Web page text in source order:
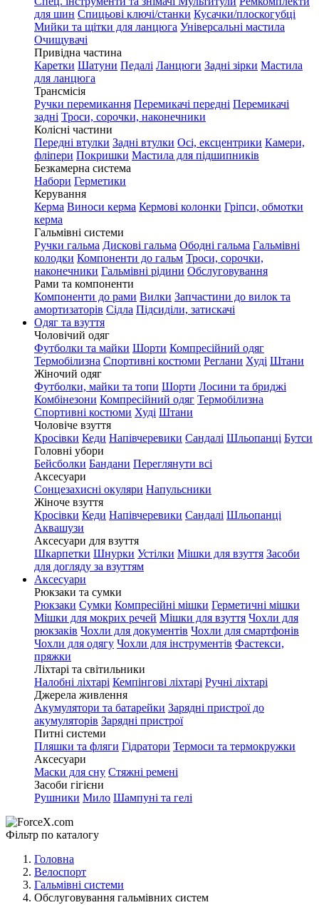
для шин Спицьові ключі/станки Кусачки/плоскогубці
Мийки та щітки для ланцюга Універсальні мастила
Очищувачі
Привідна частина
Каретки Шатуни Педалі Ланцюги Задні зірки Мастила
для ланцюга
Трансмісія
Ручки перемикання Перемикачі передні Перемикачі
задні Троси, сорочки, наконечники
Колісні частини
Передні втулки Задні втулки Осі, ексцентрики Камери,
фліпери Покришки Мастила для підшипників
Безкамерна система
Набори Герметики
Керування
Керма Виноси керма Кермові колонки Гріпси, обмотки
керма
Гальмівні системи
Ручки гальма Дискові гальма Ободні гальма Гальмівні
колодки Компоненти до гальм Троси, сорочки,
наконечники Гальмівні рідини Обслуговування
Рами та компоненти
Компоненти до рами Вилки Запчастини до вилок та
амортизаторів Сідла Підсиділи, затискачі
Одяг та взуття
Чоловічий одяг
Футболки та майки Шорти Компресійний одяг
Термобілизна Спортивні костюми Реглани Худі Штани
Жіночий одяг
Футболки, майки та топи Шорти Лосини та бриджі
Комбінезони Компресійний одяг Термобілизна
Спортивні костюми Худі Штани
Чоловіче взуття
Кросівки Кеди Напівчеревики Сандалі Шльопанці Бутси
Головні убори
Бейсболки Бандани Переглянути всі
Аксесуари
Сонцезахисні окуляри Напульсники
Жіноче взуття
Кросівки Кеди Напівчеревики Сандалі Шльопанці
Аквашузи
Аксесуари для взуття
Шкарпетки Шнурки Устілки Мішки для взуття Засоби
для догляду за взуттям
Аксесуари
Рюкзаки та сумки
Рюкзаки Сумки Компресійні мішки Герметичні мішки
Мішки для мокрих речей Мішки для взуття Чохли для
рюкзаків Чохли для документів Чохли для смартфонів
Чохли для одягу Чохли для інструментів Фастекси,
пряжки
Ліхтарі та світильники
Налобні ліхтарі Кемпінгові ліхтарі Ручні ліхтарі
Джерела живлення
Акумулятори та батарейки Зарядні пристрої до
акумуляторів Зарядні пристрої
Питні системи
Пляшки та фляги Гідратори Термоси та термокружки
Аксесуари
Маски для сну Стяжні ремені
Засоби гігієни
Рушники Мило Шампуні та гелі
Фільтр по каталогу
Головна
Велоспорт
Гальмівні системи
Обслуговування гальмівних систем